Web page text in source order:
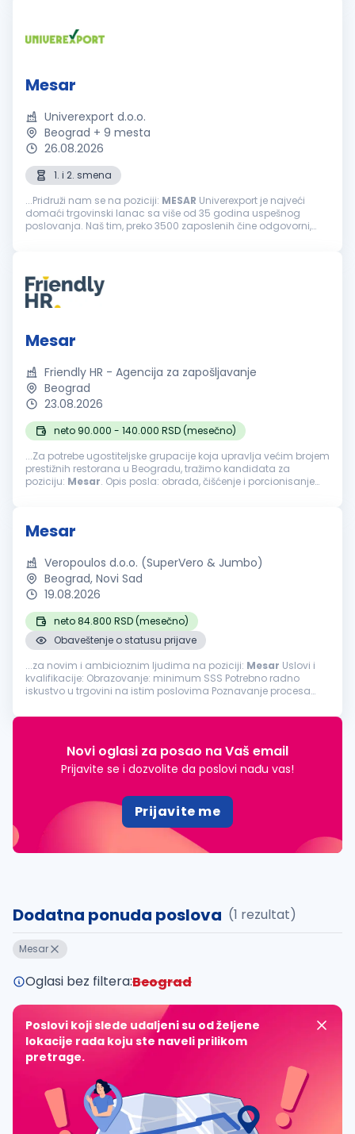
Mesar
Univerexport d.o.o.
Beograd + 9 mesta
26.08.2026
1. i 2. smena
...Pridruži nam se na poziciji: MESAR Univerexport je najveći
domaći trgovinski lanac sa više od 35 godina uspešnog
poslovanja. Naš tim, preko 3500 zaposlenih čine odgovorni,
Mesar
Friendly HR - Agencija za zapošljavanje
Beograd
23.08.2026
neto 90.000 - 140.000 RSD (mesečno)
...Za potrebe ugostiteljske grupacije koja upravlja većim brojem
prestižnih restorana u Beogradu, tražimo kandidata za
poziciju: Mesar. Opis posla: obrada, čišćenje i porcionisanje
Mesar
Veropoulos d.o.o. (SuperVero & Jumbo)
Beograd, Novi Sad
19.08.2026
neto 84.800 RSD (mesečno)
Obaveštenje o statusu prijave
...za novim i ambicioznim ljudima na poziciji: Mesar Uslovi i
kvalifikacije: Obrazovanje: minimum SSS Potrebno radno
iskustvo u trgovini na istim poslovima Poznavanje procesa
aranžiranju mesa i proizvoda...
Novi oglasi za posao na Vaš email
Prijavite se i dozvolite da poslovi nađu vas!
Prijavite me
Dodatna ponuda poslova (1 rezultat)
Mesar
Oglasi bez filtera:Beograd
Poslovi koji slede udaljeni su od željene
lokacije rada koju ste naveli prilikom
pretrage.